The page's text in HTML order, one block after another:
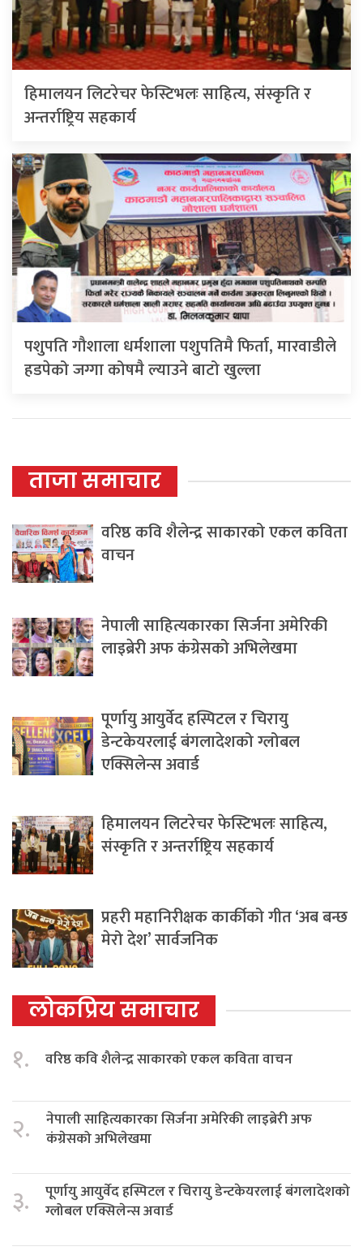
हिमालयन लिटरेचर फेस्टिभलः साहित्य, संस्कृति र
अन्तर्राष्ट्रिय सहकार्य
पशुपति गौशाला धर्मशाला पशुपतिमै फिर्ता, मारवाडीले
हडपेको जग्गा कोषमै ल्याउने बाटो खुल्ला
ताजा समाचार
वरिष्ठ कवि शैलेन्द्र साकारको एकल कविता
वाचन
नेपाली साहित्यकारका सिर्जना अमेरिकी
लाइब्रेरी अफ कंग्रेसको अभिलेखमा
पूर्णायु आयुर्वेद हस्पिटल र चिरायु
डेन्टकेयरलाई बंगलादेशको ग्लोबल
एक्सिलेन्स अवार्ड
हिमालयन लिटरेचर फेस्टिभलः साहित्य,
संस्कृति र अन्तर्राष्ट्रिय सहकार्य
प्रहरी महानिरीक्षक कार्कीको गीत ‘अब बन्छ
मेरो देश’ सार्वजनिक
लोकप्रिय समाचार
१. वरिष्ठ कवि शैलेन्द्र साकारको एकल कविता वाचन
२.
नेपाली साहित्यकारका सिर्जना अमेरिकी लाइब्रेरी अफ
कंग्रेसको अभिलेखमा
३.
पूर्णायु आयुर्वेद हस्पिटल र चिरायु डेन्टकेयरलाई बंगलादेशको
ग्लोबल एक्सिलेन्स अवार्ड